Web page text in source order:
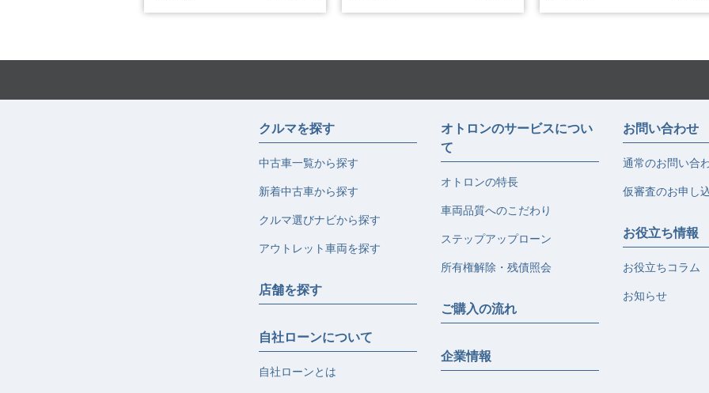
クルマを探す
中古車一覧から探す
新着中古車から探す
クルマ選びナビから探す
アウトレット車両を探す
店舗を探す
自社ローンについて
自社ローンとは
オトロンのサービスについ
て
オトロンの特長
車両品質へのこだわり
ステップアップローン
所有権解除・残債照会
ご購入の流れ
企業情報
お問い合わせ
通常のお問い合
仮審査のお申し
お役立ち情報
お役立ちコラム
お知らせ